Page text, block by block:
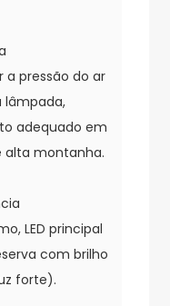
a pressão do ar
lâmpada,
adequado em
alta montanha.
LED principal
com brilho
forte).